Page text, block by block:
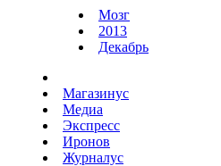
Мозг
2013
Декабрь
Магазинус
Медиа
Экспресс
Иронов
Журналус